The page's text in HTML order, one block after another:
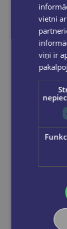
vietni
viņi ir